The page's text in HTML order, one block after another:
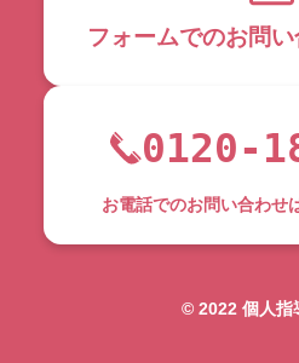
フォームでのお問
0120-
お電話でのお問い合わせ
©︎ 2022 個人指